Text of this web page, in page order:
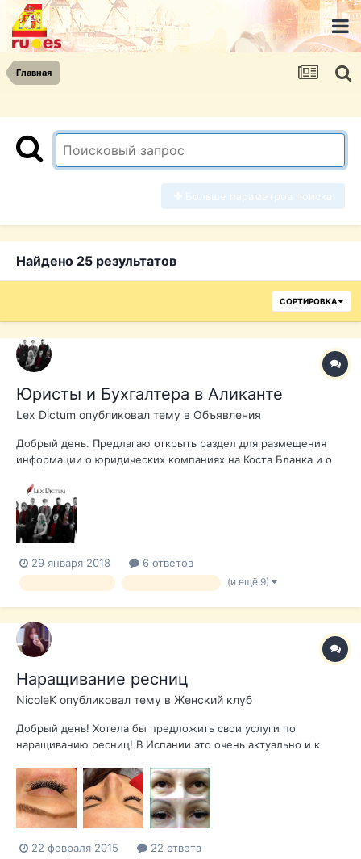
Главная
Найдено 25 результатов
СОРТИРОВКА
Юристы и Бухгалтера в Аликанте
Lex Dictum опубликовал тему в Объявления
Добрый день. Предлагаю открыть раздел для размещения
информации о юридических компаниях на Коста Бланка и о
предпринимателей в Аликанте. Позвольте начать с
представления Компании Lex Dictum: Lex Dictum это
компания, оказывающая ши...
29 января 2018 6 ответов
(и ещё 9)
Наращивание ресниц
NicoleK опубликовал тему в Женский клуб
Добрый день! Хотела бы предложить свои услуги по
наращиванию ресниц! В Испании это очень актуально и к
мастера и в конце концов решила научиться сама)) Я
наращиваю по обычной методике (пореснично), но так же по
новой, запатентованной...
22 февраля 2015 22 ответа